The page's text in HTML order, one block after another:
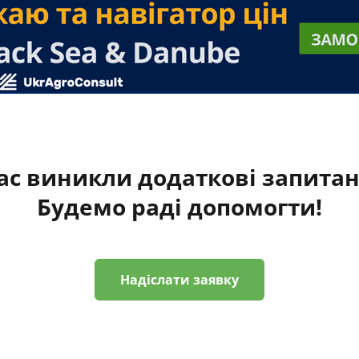
виникли додаткові
Будемо раді допомогти!
Надіслати заявку